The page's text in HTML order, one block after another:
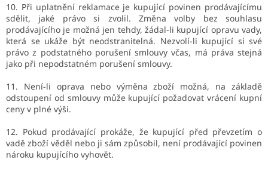
10. Při uplatnění reklamace je kupující povinen prodávajícímu
sdělit, jaké právo si zvolil. Změna volby bez souhlasu
prodávajícího je možná jen tehdy, žádal-li kupující opravu vady,
která se ukáže být neodstranitelná. Nezvolí-li kupující si své
právo z podstatného porušení smlouvy včas, má práva stejná
jako při nepodstatném porušení smlouvy.
11. Není-li oprava nebo výměna zboží možná, na základě
odstoupení od smlouvy může kupující požadovat vrácení kupní
ceny v plné výši.
12. Pokud prodávající prokáže, že kupující před převzetím o
vadě zboží věděl nebo ji sám způsobil, není prodávající povinen
nároku kupujícího vyhovět.